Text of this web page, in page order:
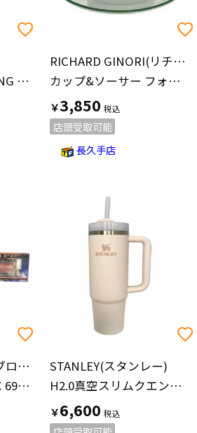
Mach1 1971 MUSTANG 351 RAM AIR モデルカー 1/18 ブルー
RICHARD GINORI(リチャードジノリ)
カップ&ソーサー フォーヴ
￥3,850
店頭受取可能
長久手店
broadway limited(ブロードウェイリミテッド)
SOUTHERN PACIFIC 690 HOゲージ 3303
STANLEY(スタンレー)
H2.0真空スリムクエンチャー 0.88L
￥6,600